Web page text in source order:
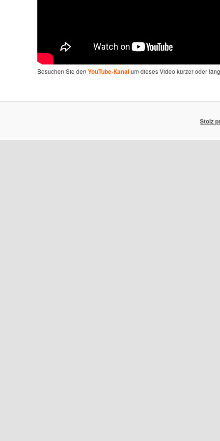
Besuchen Sie den YouTube-Kanalum dieses Video kürzer oder
Stolz